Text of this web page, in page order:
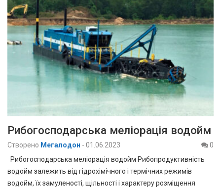
Рибогосподарська меліорація водойм
Створено Мегалодон - 01.06.2023
0
Рибогосподарська меліорація водойм Рибопродуктивність
водойм залежить від гідрохімічного і термічних режимів
водойм, їх замуленості, щільності і характеру розміщення